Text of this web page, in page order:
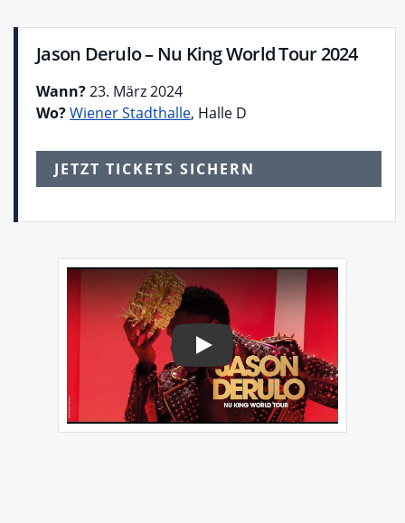
Jason Derulo – Nu King World Tour 2024
Wann?23. März 2024
Wo?Wiener Stadthalle, Halle D
JETZT TICKETS SICHERN
Play